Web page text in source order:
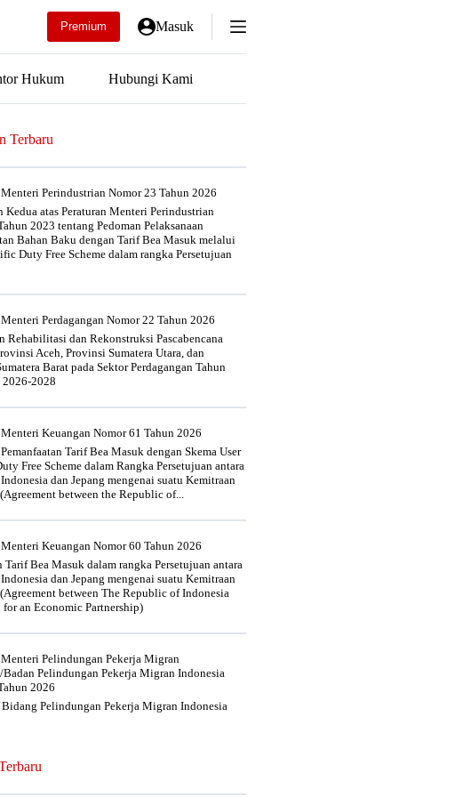
Premium Masuk
Hukum Hubungi Kami
Terbaru
Menteri Perindustrian Nomor 23 Tahun 2026
Kedua atas Peraturan Menteri Perindustrian
2023 tentang Pedoman Pelaksanaan
Bahan Baku dengan Tarif Bea Masuk melalui
Duty Free Scheme dalam rangka Persetujuan
Perdagangan Nomor 22 Tahun 2026
Rehabilitasi dan Rekonstruksi Pascabencana
Aceh, Provinsi Sumatera Utara, dan
Barat pada Sektor Perdagangan Tahun
2026-2028
Keuangan Nomor 61 Tahun 2026
Tarif Bea Masuk dengan Skema User
Free Scheme dalam Rangka Persetujuan antara
dan Jepang mengenai suatu Kemitraan
between the Republic of...
Keuangan Nomor 60 Tahun 2026
Tarif Bea Masuk dalam rangka Persetujuan antara
dan Jepang mengenai suatu Kemitraan
between The Republic of Indonesia
for an Economic Partnership)
Menteri Pelindungan Pekerja Migran
Badan Pelindungan Pekerja Migran Indonesia
2026
Bidang Pelindungan Pekerja Migran Indonesia